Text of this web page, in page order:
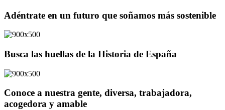
Adéntrate en un futuro que soñamos más sostenible
Busca las huellas de la Historia de España
Conoce a nuestra gente, diversa, trabajadora,
acogedora y amable